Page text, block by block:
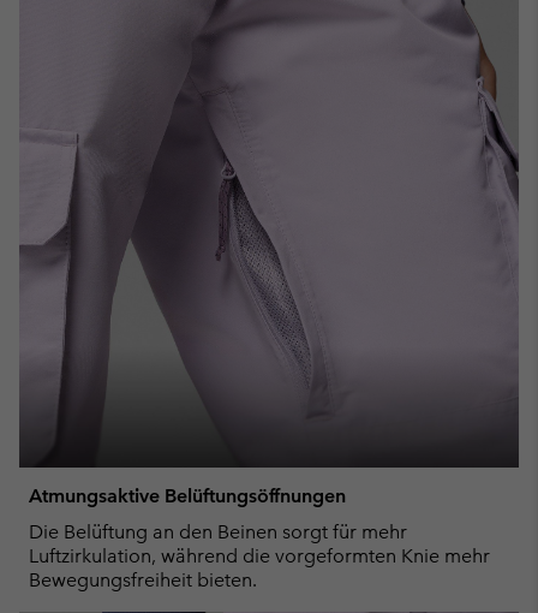
Atmungsaktive Belüftungsöffnungen
Die Belüftung an den Beinen sorgt für mehr
Luftzirkulation, während die vorgeformten Knie mehr
Bewegungsfreiheit bieten.